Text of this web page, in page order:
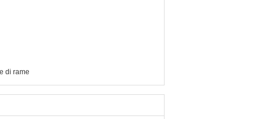
di rame